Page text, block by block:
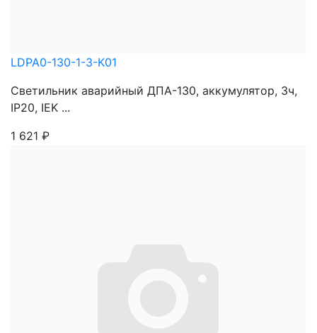
LDPA0-130-1-3-K01
Светильник аварийный ДПА-130, аккумулятор, 3ч,
IP20, IEK ...
1 621 ₽